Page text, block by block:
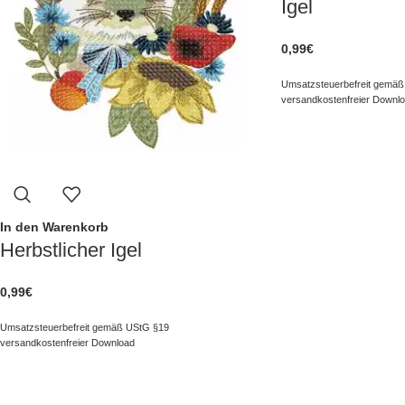
In den Warenkorb
Herbstlicher Igel
0,99€
Umsatzsteuerbefreit gemäß UStG §19
versandkostenfreier Download
Igel
0,99€
Umsatzsteuerbefreit
versandkostenfreier